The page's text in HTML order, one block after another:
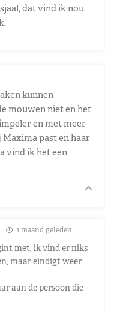
dat vind ik nou
kunnen
mouwen niet en het
en met meer
past en haar
vind ik het een
1 maand geleden
met, ik vind er niks
maar eindigt weer
aan de persoon die